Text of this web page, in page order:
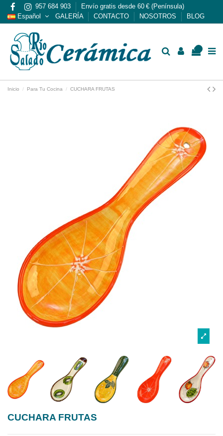
957 684 903
Envío gratis desde 60 € (Península)
Español
GALERÍA CONTACTO NOSOTROS BLOG
Inicio Para Tu Cocina CUCHARA FRUTAS
CUCHARA FRUTAS